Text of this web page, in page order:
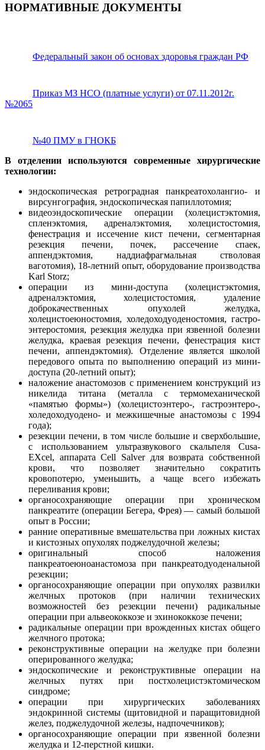
НОРМАТИВНЫЕ ДОКУМЕНТЫ
Федеральный закон об основах здоровья граждан РФ
Приказ МЗ НСО (платные услуги) от 07.11.2012г.
№2065
№40 ПМУ в ГНОКБ
В отделении используются современные хирургические
технологии:
эндоскопическая ретроградная панкреатохолангио- и
вирсунгография, эндоскопическая папиллотомия;
видеоэндоскопические операции (холецистэктомия,
спленэктомия, адреналэктомия, холецистостомия,
фенестрация и иссечение кист печени, сегментарная
резекция печени, почек, рассечение спаек,
аппендэктомия, наддиафрагмальная стволовая
ваготомия), 18-летний опыт, оборудование производства
Karl Storz;
операции из мини-доступа (холецистэктомия,
адреналэктомия, холецистостомия, удаление
доброкачественных опухолей желудка,
холецистоеюностомия, холедоходуоденостомия, гастро-
энтеростомия, резекция желудка при язвенной болезни
желудка, краевая резекция печени, фенестрация кист
печени, аппендэктомия). Отделение является школой
передового опыта по выполнению операций из мини-
доступа (20-летний опыт);
наложение анастомозов с применением конструкций из
никелида титана (металла с термомеханической
«памятью формы») (холецистоэнтеро-, гастроэнтеро-,
холедоходуодено- и межкишечные анастомозы с 1994
года);
резекции печени, в том числе большие и сверхбольшие,
с использованием ультразвукового скальпеля Cusa-
EXcel, аппарата Cell Salver для возврата собственной
крови, что позволяет значительно сократить
кровопотерю, уменьшить, а чаще всего избежать
переливания крови;
органосохраняющие операции при хроническом
панкреатите (операции Бегера, Фрея) — самый большой
опыт в России;
ранние оперативные вмешательства при ложных кистах
и кистозных опухолях поджелудочной железы;
оригинальный способ наложения
панкреатоеюноанастомоза при панкреатодуоденальной
резекции;
органосохраняющие операции при опухолях развилки
желчных протоков (при наличии технических
возможностей без резекции печени) радикальные
операции при альвеококкозе и эхинококкозе печени;
радикальные операции при врожденных кистах общего
желчного протока;
реконструктивные операции на желудке при болезни
оперированного желудка;
эндоскопические и реконструктивные операции на
желчных путях при постхолецистэктомическом
синдроме;
операции при хирургических заболеваниях
эндокринной системы (щитовидной и паращитовидной
желез, поджелудочной железы, надпочечников);
органосохраняющие операции при язвенной болезни
желудка и 12-перстной кишки.